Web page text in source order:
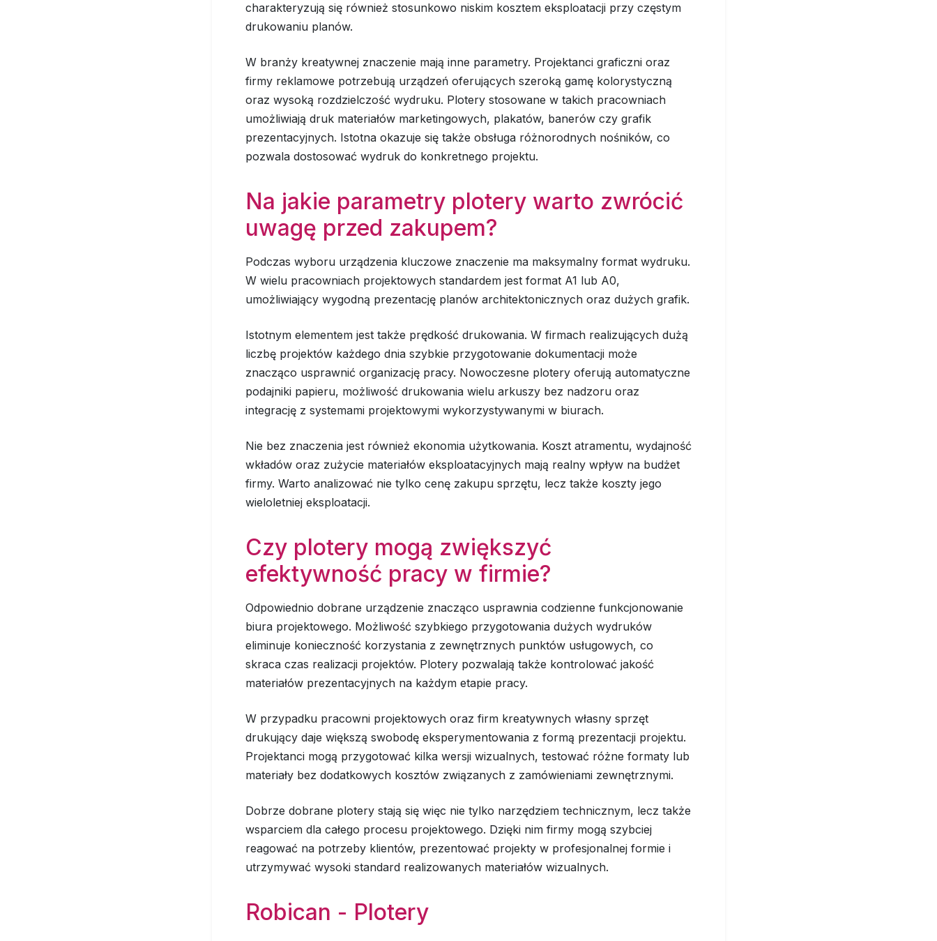
charakteryzują się również stosunkowo niskim kosztem eksploatacji przy częstym
drukowaniu planów.
W branży kreatywnej znaczenie mają inne parametry. Projektanci graficzni oraz
firmy reklamowe potrzebują urządzeń oferujących szeroką gamę kolorystyczną
oraz wysoką rozdzielczość wydruku. Plotery stosowane w takich pracowniach
umożliwiają druk materiałów marketingowych, plakatów, banerów czy grafik
prezentacyjnych. Istotna okazuje się także obsługa różnorodnych nośników, co
pozwala dostosować wydruk do konkretnego projektu.
Na jakie parametry plotery warto zwrócić
uwagę przed zakupem?
Podczas wyboru urządzenia kluczowe znaczenie ma maksymalny format wydruku.
W wielu pracowniach projektowych standardem jest format A1 lub A0,
umożliwiający wygodną prezentację planów architektonicznych oraz dużych grafik.
Istotnym elementem jest także prędkość drukowania. W firmach realizujących dużą
liczbę projektów każdego dnia szybkie przygotowanie dokumentacji może
znacząco usprawnić organizację pracy. Nowoczesne plotery oferują automatyczne
podajniki papieru, możliwość drukowania wielu arkuszy bez nadzoru oraz
integrację z systemami projektowymi wykorzystywanymi w biurach.
Nie bez znaczenia jest również ekonomia użytkowania. Koszt atramentu, wydajność
wkładów oraz zużycie materiałów eksploatacyjnych mają realny wpływ na budżet
firmy. Warto analizować nie tylko cenę zakupu sprzętu, lecz także koszty jego
wieloletniej eksploatacji.
Czy plotery mogą zwiększyć
efektywność pracy w firmie?
Odpowiednio dobrane urządzenie znacząco usprawnia codzienne funkcjonowanie
biura projektowego. Możliwość szybkiego przygotowania dużych wydruków
eliminuje konieczność korzystania z zewnętrznych punktów usługowych, co
skraca czas realizacji projektów. Plotery pozwalają także kontrolować jakość
materiałów prezentacyjnych na każdym etapie pracy.
W przypadku pracowni projektowych oraz firm kreatywnych własny sprzęt
drukujący daje większą swobodę eksperymentowania z formą prezentacji projektu.
Projektanci mogą przygotować kilka wersji wizualnych, testować różne formaty lub
materiały bez dodatkowych kosztów związanych z zamówieniami zewnętrznymi.
Dobrze dobrane plotery stają się więc nie tylko narzędziem technicznym, lecz także
wsparciem dla całego procesu projektowego. Dzięki nim firmy mogą szybciej
reagować na potrzeby klientów, prezentować projekty w profesjonalnej formie i
utrzymywać wysoki standard realizowanych materiałów wizualnych.
Robican - Plotery